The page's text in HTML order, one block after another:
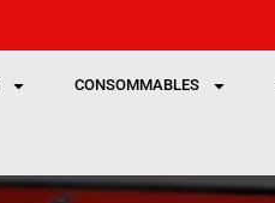
CONSOMMABLES